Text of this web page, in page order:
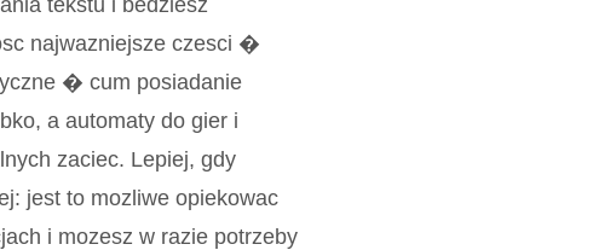
tekstu i bedziesz
najwazniejsze czesci �
� cum posiadanie
a automaty do gier i
zaciec. Lepiej, gdy
jest to mozliwe opiekowac
i mozesz w razie potrzeby